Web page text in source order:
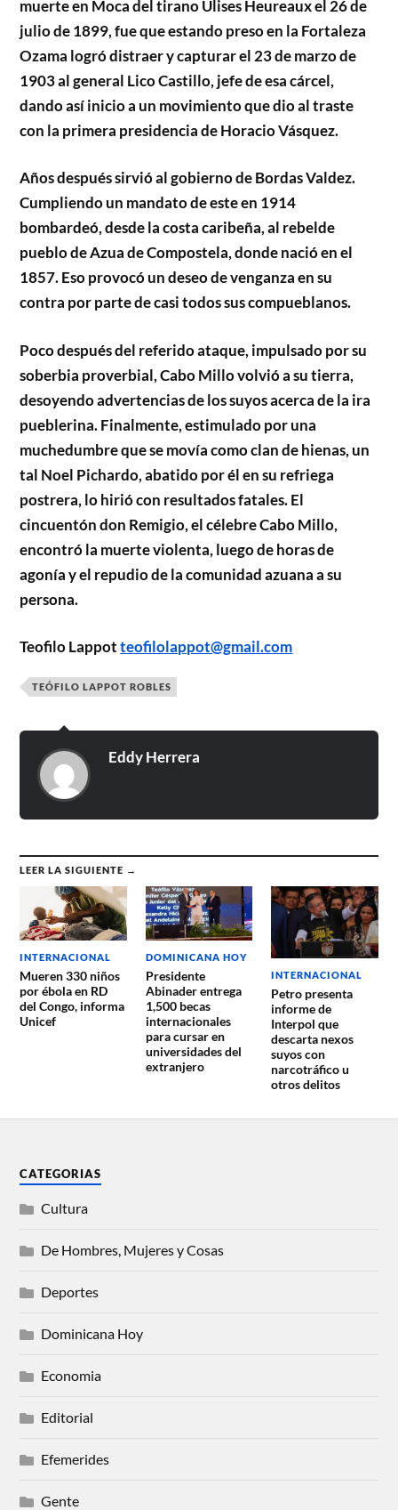
muerte en Moca del tirano Ulises Heureaux el 26 de
julio de 1899, fue que estando preso en la Fortaleza
Ozama logró distraer y capturar el 23 de marzo de
1903 al general Lico Castillo, jefe de esa cárcel,
dando así inicio a un movimiento que dio al traste
con la primera presidencia de Horacio Vásquez.
Años después sirvió al gobierno de Bordas Valdez.
Cumpliendo un mandato de este en 1914
bombardeó, desde la costa caribeña, al rebelde
pueblo de Azua de Compostela, donde nació en el
1857. Eso provocó un deseo de venganza en su
contra por parte de casi todos sus compueblanos.
Poco después del referido ataque, impulsado por su
soberbia proverbial, Cabo Millo volvió a su tierra,
desoyendo advertencias de los suyos acerca de la ira
pueblerina. Finalmente, estimulado por una
muchedumbre que se movía como clan de hienas, un
tal Noel Pichardo, abatido por él en su refriega
postrera, lo hirió con resultados fatales. El
cincuentón don Remigio, el célebre Cabo Millo,
encontró la muerte violenta, luego de horas de
agonía y el repudio de la comunidad azuana a su
persona.
Teofilo Lappotteofilolappot@gmail.com
TEÓFILO LAPPOT ROBLES
Eddy Herrera
LEER LA SIGUIENTE →
INTERNACIONAL
Mueren 330 niños
por ébola en RD
del Congo, informa
Unicef
DOMINICANA HOY
Presidente
Abinader entrega
1,500 becas
internacionales
para cursar en
universidades del
extranjero
INTERNACIONAL
Petro presenta
informe de
Interpol que
descarta nexos
suyos con
narcotráfico u
otros delitos
CATEGORIAS
Cultura
De Hombres, Mujeres y Cosas
Deportes
Dominicana Hoy
Economia
Editorial
Efemerides
Gente